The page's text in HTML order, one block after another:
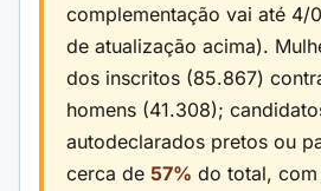
complementação vai até 4/
de atualização acima).
dos inscritos (85.867)
homens (41.308);
autodeclarados pretos ou
cerca de57% do total,